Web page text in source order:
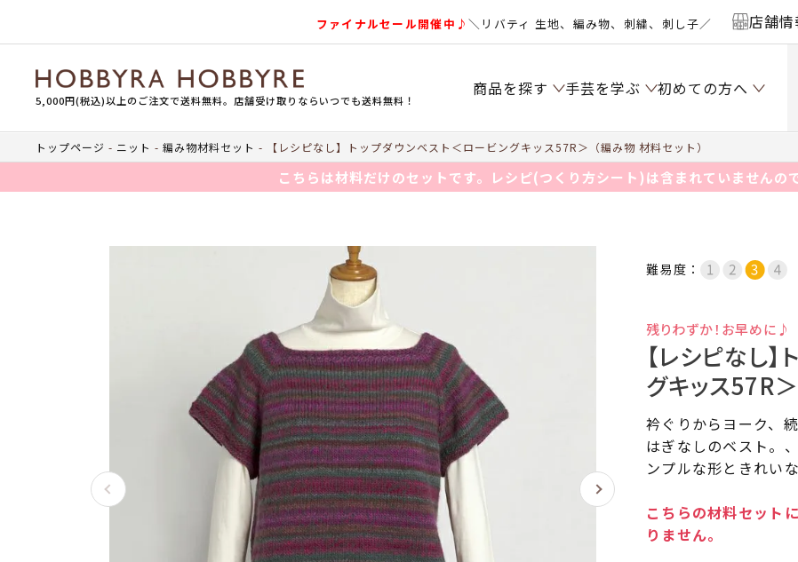
ファイナルセール開催中♪＼リバティ 生地、編み物、刺繍、刺し子／ 店舗
5,000円(税込)以上のご注文で送料無料。店舗受け取りならいつでも送料無料！
商品を探す 手芸を学ぶ 初めての方へ
トップページ ニット 編み物材料セット 【レシピなし】トップダウンベスト＜ロービングキッス57R＞（編み物 材料セット）
こちらは材料だけのセットです。レシピ(つくり方シート)は含まれていませんの
難易度：
残りわずか！お早めに♪
【レシピなし
グキッス57R
衿ぐりからヨーク、
はぎなしのベスト。
ンプルな形ときれい
こちらの材料セット
りません。